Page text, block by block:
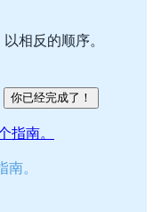
相反的顺序。
你已经完成了！
指南。
。